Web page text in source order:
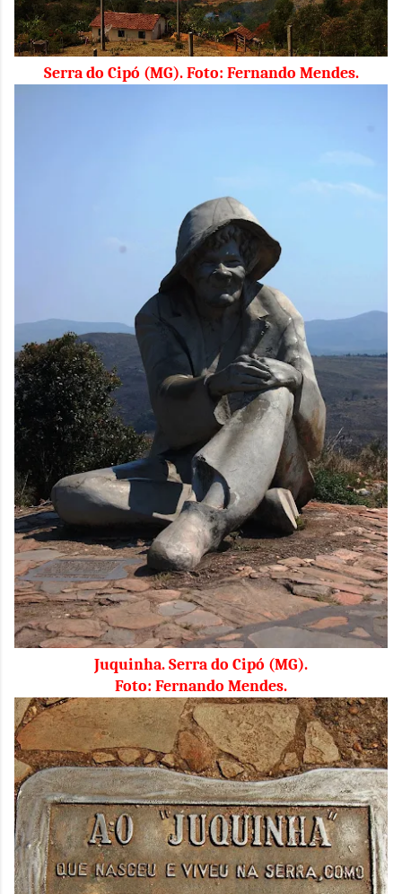
Serra do Cipó (MG). Foto: Fernando Mendes.
Juquinha. Serra do Cipó (MG).
Foto: Fernando Mendes.